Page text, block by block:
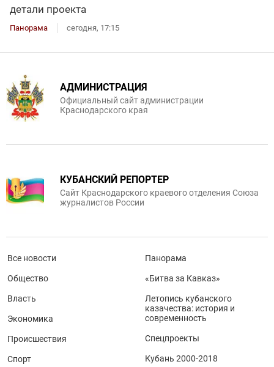
детали проекта
Панорама сегодня, 17:15
АДМИНИСТРАЦИЯ
Официальный сайт администрации
Краснодарского края
КУБАНСКИЙ РЕПОРТЕР
Сайт Краснодарского краевого отделения Союза
журналистов России
Все новости
Общество
Власть
Экономика
Происшествия
Спорт
Панорама
«Битва за Кавказ»
Летопись кубанского
казачества: история и
современность
Спецпроекты
Кубань 2000-2018